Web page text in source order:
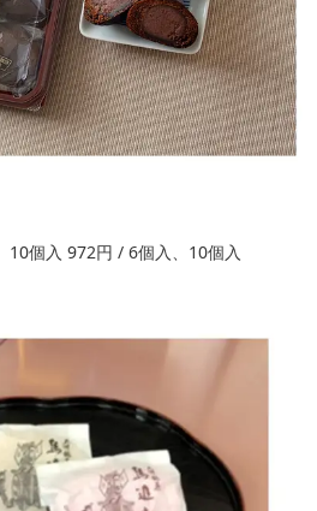
10個入 972円 / 6個入、10個入